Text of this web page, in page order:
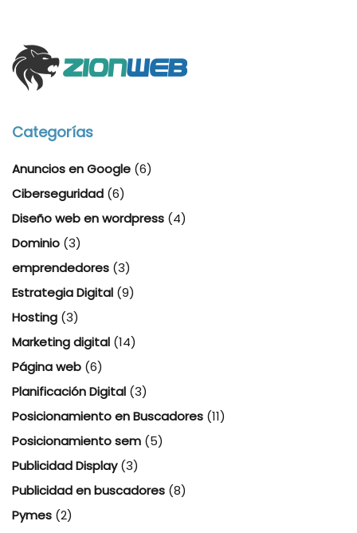
Categorías
Anuncios en Google (6)
Ciberseguridad (6)
Diseño web en wordpress (4)
Dominio (3)
emprendedores (3)
Estrategia Digital (9)
Hosting (3)
Marketing digital (14)
Página web (6)
Planificación Digital (3)
Posicionamiento en Buscadores (11)
Posicionamiento sem (5)
Publicidad Display(3)
Publicidad en buscadores (8)
Pymes (2)